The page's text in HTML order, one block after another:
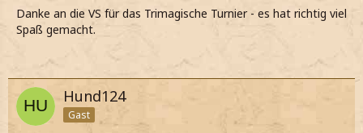
Danke an die VS für das Trimagische Turnier - es hat richtig viel
Spaß gemacht.
Hund124
Gast